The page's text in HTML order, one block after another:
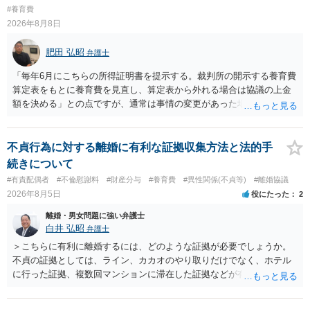
#養育費
2026年8月8日
肥田 弘昭 弁護士
「毎年6月にこちらの所得証明書を提示する。裁判所の開示する養育費
算定表をもとに養育費を見直し、算定表から外れる場合は協議の上金
額を決める」との点ですが、通常は事情の変更があった場合に変更し
来なかった事情の変更により双方協議の上増減出来る」と「通知義務
に勤務先」が含まれているので、私に収入が入った事は相手に通知が
行く事になり、上記のような文言が無くても養育費の見直しは適宜出
来るかと思うのですが違うのでしょうか？との点はそのとおりかと思
います。養育費は事情の変更があった場合に変更するので毎年見直す
ことはあまりないです。ご参考にしてください。
不貞行為に対する離婚に有利な証拠収集方法と法的手
続きについて
#有責配偶者 #不倫慰謝料 #財産分与 #養育費 #異性関係(不貞等) #離婚協議
2026年8月5日 役にたった 2
離婚・男女問題に強い弁護士
白井 弘昭 弁護士
＞こちらに有利に離婚するには、どのような証拠が必要でしょうか。
不貞の証拠としては、ライン、カカオのやり取りだけでなく、ホテル
に行った証拠、複数回マンションに滞在した証拠などが有効です。 不
婚する、慰謝料をとるなど）ことができると思われます。 ただし、不